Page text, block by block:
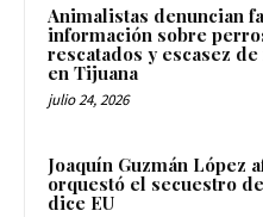
Animalistas denuncian
información sobre
rescatados y escasez
en Tijuana
julio 24, 2026
Joaquín Guzmán López
orquestó el secuestro de
dice EU